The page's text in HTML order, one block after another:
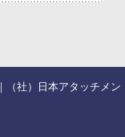
（社）日本アタッチメン